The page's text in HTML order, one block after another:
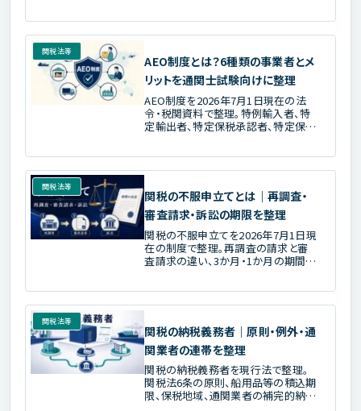
関税法等
AEO制度とは？6種類の事業者とメ
リットを通関士試験向けに整理
AEO制度を2026年7月1日現在の法
令・税関資料で整理。特例輸入者、特
定輸出者、特定保税承認者、特定保税
関税法等
関税の不服申立てとは｜再調査・
審査請求・訴訟の期限を整理
関税の不服申立てを2026年7月1日現
在の制度で整理。再調査の請求と審
査請求の違い、3か月・1か月の期間、
関税法等
関税の納税義務者｜原則・例外・通
関業者の連帯を整理
関税の納税義務者を現行法で整理。
関税法6条の原則、船用品等の積込期
限、保税地域、通関業者の補完的納税